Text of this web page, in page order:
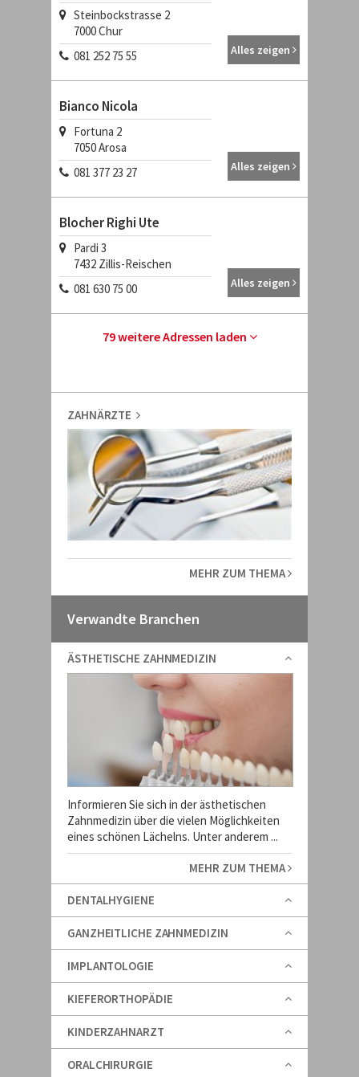
Steinbockstrasse 2
7000Chur
081 252 75 55
Alles zeigen
Bianco Nicola
Fortuna 2
7050Arosa
081 377 23 27
Alles zeigen
Blocher Righi Ute
Pardi 3
7432 Zillis-Reischen
081 630 75 00
Alles zeigen
79 weitere Adressen laden
ZAHNÄRZTE
MEHR ZUM THEMA
Verwandte Branchen
ÄSTHETISCHE ZAHNMEDIZIN
Informieren Sie sich in der ästhetischen
Zahnmedizin über die vielen Möglichkeiten
eines schönen Lächelns. Unter anderem ...
MEHR ZUM THEMA
DENTALHYGIENE
GANZHEITLICHE ZAHNMEDIZIN
IMPLANTOLOGIE
KIEFERORTHOPÄDIE
KINDERZAHNARZT
ORALCHIRURGIE